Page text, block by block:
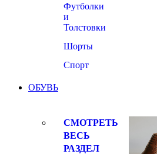
Футболки
и
Толстовки
Шорты
Спорт
ОБУВЬ
СМОТРЕТЬ
ВЕСЬ
РАЗДЕЛ